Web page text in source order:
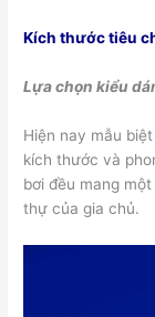
Kích thước tiêu
Lựa chọn kiểu
Hiện nay mẫu
kích thước và
bơi đều mang
thự của gia chủ.